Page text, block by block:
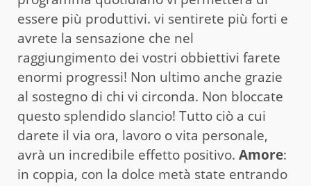
essere più produttivi. vi sentirete più forti e
avrete la sensazione che nel
raggiungimento dei vostri obbiettivi farete
enormi progressi! Non ultimo anche grazie
al sostegno di chi vi circonda. Non bloccate
questo splendido slancio! Tutto ciò a cui
darete il via ora, lavoro o vita personale,
avrà un incredibile effetto positivo. Amore:
in coppia, con la dolce metà state entrando